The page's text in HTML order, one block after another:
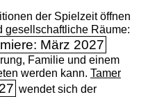
der Spielzeit öffnen
gesellschaftliche Räume:
März 2027
Familie und einem
werden kann. Tamer
wendet sich der